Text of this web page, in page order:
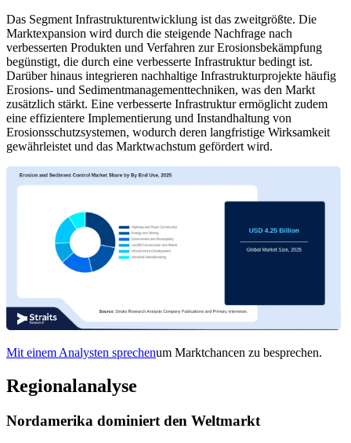
Das Segment Infrastrukturentwicklung ist das zweitgrößte. Die
Marktexpansion wird durch die steigende Nachfrage nach
verbesserten Produkten und Verfahren zur Erosionsbekämpfung
begünstigt, die durch eine verbesserte Infrastruktur bedingt ist.
Darüber hinaus integrieren nachhaltige Infrastrukturprojekte häufig
Erosions- und Sedimentmanagementtechniken, was den Markt
zusätzlich stärkt. Eine verbesserte Infrastruktur ermöglicht zudem
eine effizientere Implementierung und Instandhaltung von
Erosionsschutzsystemen, wodurch deren langfristige Wirksamkeit
gewährleistet und das Marktwachstum gefördert wird.
Mit einem Analysten sprechenum Marktchancen zu besprechen.
Regionalanalyse
Nordamerika dominiert den Weltmarkt